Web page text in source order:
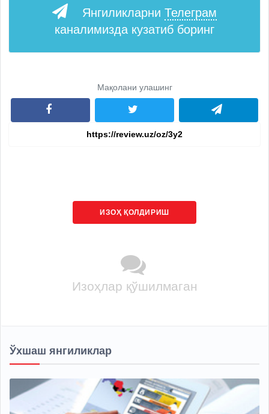
Янгиликларни Телеграм
каналимизда кузатиб боринг
Мақолани улашинг
ИЗОҲ ҚОЛДИРИШ
Изоҳлар қўшилмаган
Ўхшаш янгиликлар